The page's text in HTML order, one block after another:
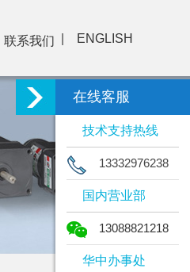
联系我们 ENGLISH
在线客服
技术支持热线
13332976238
国内营业部
13088821218
华中办事处